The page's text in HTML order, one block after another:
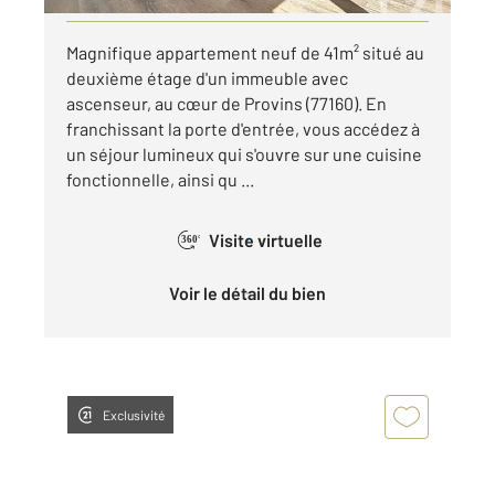
Magnifique appartement neuf de 41m² situé au
deuxième étage d'un immeuble avec
ascenseur, au cœur de Provins (77160). En
franchissant la porte d'entrée, vous accédez à
un séjour lumineux qui s'ouvre sur une cuisine
fonctionnelle, ainsi qu ...
360° Visite virtuelle
Voir le détail du bien
Exclusivité